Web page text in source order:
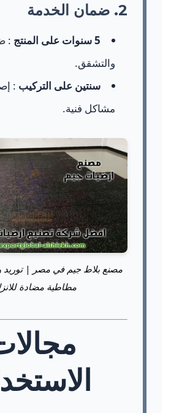
2. ضمان الخدمة
5 سنوات على المنتج
:
والتشقق.
سنتين على التركيب :
مشاكل فنية.
مصنع بلاط جيم في مصر | توريد
مطاطية مضادة